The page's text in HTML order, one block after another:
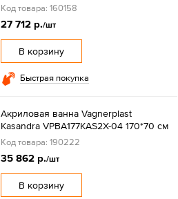
Код товара: 160158
27 712 р./шт
В корзину
Быстрая покупка
Акриловая ванна Vagnerplast
Kasandra VPBA177KAS2X-04 170*70 см
Код товара: 190222
35 862 р./шт
В корзину